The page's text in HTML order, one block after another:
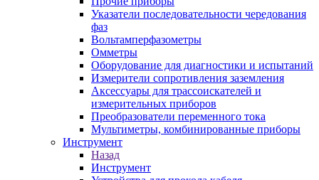
Указатели последовательности чередования
фаз
Вольтамперфазометры
Омметры
Оборудование для диагностики и испытаний
Измерители сопротивления заземления
Аксессуары для трассоискателей и
измерительных приборов
Преобразователи переменного тока
Мультиметры, комбинированные приборы
Инструмент
Назад
Инструмент